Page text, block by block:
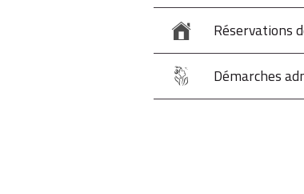
Réservations
Démarches